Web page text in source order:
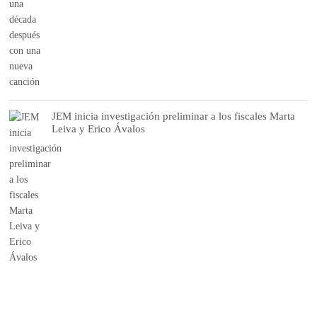
JEM inicia investigación preliminar a los fiscales Marta
Leiva y Erico Ávalos